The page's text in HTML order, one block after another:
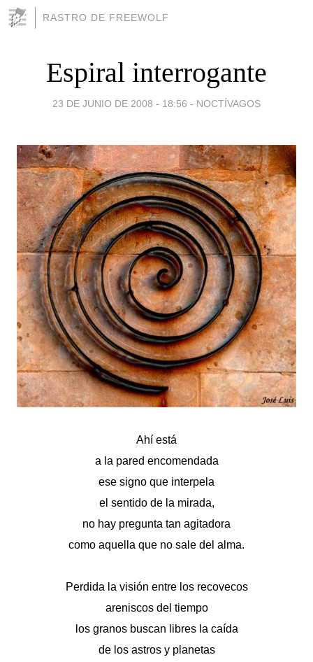
RASTRO DE FREEWOLF
Espiral interrogante
23 DE JUNIO DE 2008 - 18:56 - NOCTÍVAGOS
Ahí está
a la pared encomendada
ese signo que interpela
el sentido de la mirada,
no hay pregunta tan agitadora
como aquella que no sale del alma.
Perdida la visión entre los recovecos
areniscos del tiempo
los granos buscan libres la caída
de los astros y planetas